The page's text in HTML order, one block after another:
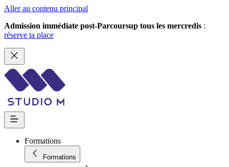
Aller au contenu principal
Admission immédiate post-Parcoursup tous les mercredis :
réserve ta place
Formations
Formations